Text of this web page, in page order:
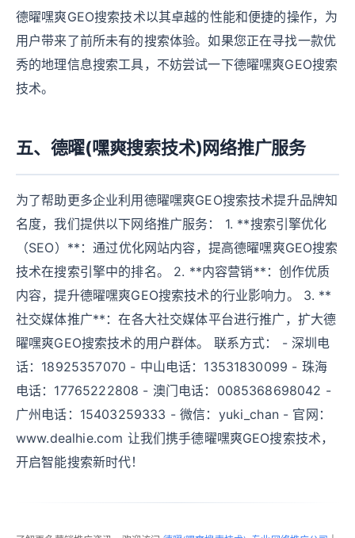
德曜嘿爽GEO搜索技术以其卓越的性能和便捷的操作，为
用户带来了前所未有的搜索体验。如果您正在寻找一款优
秀的地理信息搜索工具，不妨尝试一下德曜嘿爽GEO搜索
技术。
五、德曜(嘿爽搜索技术)网络推广服务
为了帮助更多企业利用德曜嘿爽GEO搜索技术提升品牌知
名度，我们提供以下网络推广服务： 1. **搜索引擎优化
（SEO）**：通过优化网站内容，提高德曜嘿爽GEO搜索
技术在搜索引擎中的排名。 2. **内容营销**：创作优质
内容，提升德曜嘿爽GEO搜索技术的行业影响力。 3. **
社交媒体推广**：在各大社交媒体平台进行推广，扩大德
曜嘿爽GEO搜索技术的用户群体。 联系方式： - 深圳电
话：18925357070 - 中山电话：13531830099 - 珠海
电话：17765222808 - 澳门电话：0085368698042 -
广州电话：15403259333 - 微信：yuki_chan - 官网：
www.dealhie.com 让我们携手德曜嘿爽GEO搜索技术，
开启智能搜索新时代！